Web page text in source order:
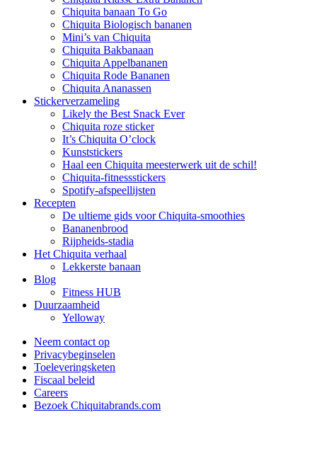
Chiquita banaan To Go
Chiquita Biologisch bananen
Mini’s van Chiquita
Chiquita Bakbanaan
Chiquita Appelbananen
Chiquita Rode Bananen
Chiquita Ananassen
Stickerverzameling
Likely the Best Snack Ever
Chiquita roze sticker
It’s Chiquita O’clock
Kunststickers
Haal een Chiquita meesterwerk uit de schil!
Chiquita-fitnessstickers
Spotify-afspeellijsten
Recepten
De ultieme gids voor Chiquita-smoothies
Bananenbrood
Rijpheids-stadia
Het Chiquita verhaal
Lekkerste banaan
Blog
Fitness HUB
Duurzaamheid
Yelloway
Neem contact op
Privacybeginselen
Toeleveringsketen
Fiscaal beleid
Careers
Bezoek Chiquitabrands.com